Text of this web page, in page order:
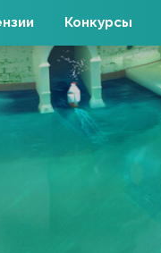
Конкурсы